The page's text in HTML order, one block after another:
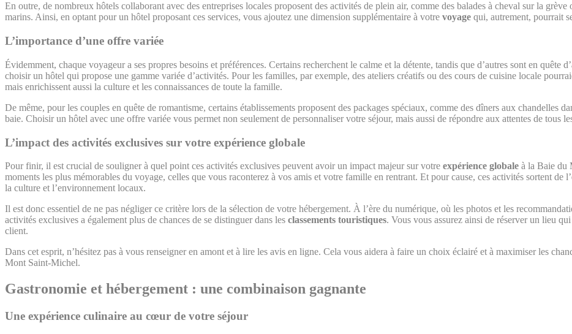
En outre, de nombreux hôtels collaborant avec des entreprises locales proposent des activités de plein air, comme des balades à cheval sur la
marins. Ainsi, en optant pour un hôtel proposant ces services, vous ajoutez une dimension supplémentaire à votre voyage qui, autrement, pourrait
L’importance d’une offre variée
Évidemment, chaque voyageur a ses propres besoins et préférences. Certains recherchent le calme et la détente, tandis que d’autres sont en quête
choisir un hôtel qui propose une gamme variée d’activités. Pour les familles, par exemple, des ateliers créatifs ou des cours de cuisine locale
mais enrichissent aussi la culture et les connaissances de toute la famille.
De même, pour les couples en quête de romantisme, certains établissements proposent des packages spéciaux, comme des dîners aux chandelles
baie. Choisir un hôtel avec une offre variée vous permet non seulement de personnaliser votre séjour, mais aussi de répondre aux attentes de tous
L’impact des activités exclusives sur votre expérience globale
Pour finir, il est crucial de souligner à quel point ces activités exclusives peuvent avoir un impact majeur sur votre expérience globale à la Baie du
moments les plus mémorables du voyage, celles que vous raconterez à vos amis et votre famille en rentrant. Et pour cause, ces activités sortent de
la culture et l’environnement locaux.
Il est donc essentiel de ne pas négliger ce critère lors de la sélection de votre hébergement. À l’ère du numérique, où les photos et les
activités exclusives a également plus de chances de se distinguer dans les classements touristiques. Vous vous assurez ainsi de réserver un lieu
client.
Dans cet esprit, n’hésitez pas à vous renseigner en amont et à lire les avis en ligne. Cela vous aidera à faire un choix éclairé et à maximiser les
Mont Saint-Michel.
Gastronomie et hébergement : une combinaison gagnante
Une expérience culinaire au cœur de votre séjour